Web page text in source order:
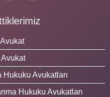
Avukat
Hukuku Avukatları
Hukuku Avukatları